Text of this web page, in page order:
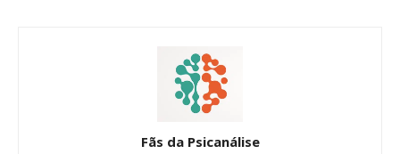
Fãs da Psicanálise